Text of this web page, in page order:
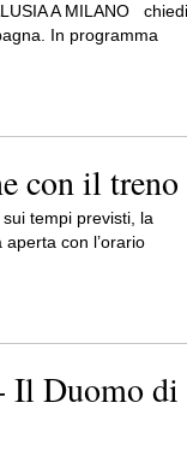
A MILANO chiedi
In programma
con il treno
tempi previsti, la
con l’orario
Il Duomo di